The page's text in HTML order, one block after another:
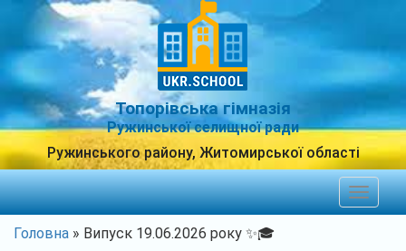
Топорівська гімназія
Ружинської селищної ради
Ружинського району, Житомирської області
Toggle
Головна » Випуск 19.06.2026 року ✨️🎓